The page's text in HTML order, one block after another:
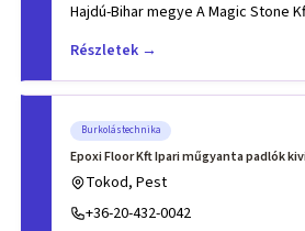
Hajdú-Bihar megye A Magic Stone
Részletek →
Burkolástechnika
Epoxi Floor Kft Ipari műgyanta padlók
Tokod, Pest
+36-20-432-0042